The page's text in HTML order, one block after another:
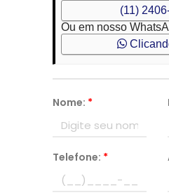
(11)
Ou em nosso
Nome: *
Telefone: *